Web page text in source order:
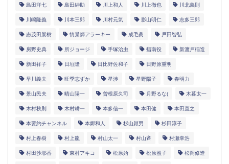
島田洋七 島田紳助 川上和人 川上徹也 川北義則
川嶋隆義 川本三郎 川村元気 影山明仁 志多三郎
志茂田景樹 情景師アラーキー 成毛眞 戸田智弘
房野史典 所ジョージ 手塚治虫 指南役 新渡戸稲造
新田祥子 日垣隆 日比野佐和子 日野原重明
早川義夫 旺季志ずか 星渉 星野陽子 春明力
景山民夫 晴山陽一 曽根原久司 月野るな( 木暮太一
木村秋則 木村耕一 本多信一 本田健 本田直之
本要約チャンネル 本郷和人 杉山頴男 杉田淳子
村上春樹 村上龍 村山太一 村山斉 村瀬幸浩
村田沙耶香 東村アキコ 松原始 松原照子 松岡修造